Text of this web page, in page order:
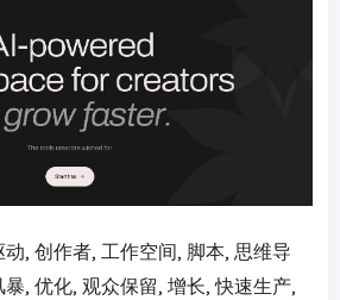
动, 创作者, 工作空间, 脚本, 思维导
, 优化, 观众保留, 增长, 快速生产,